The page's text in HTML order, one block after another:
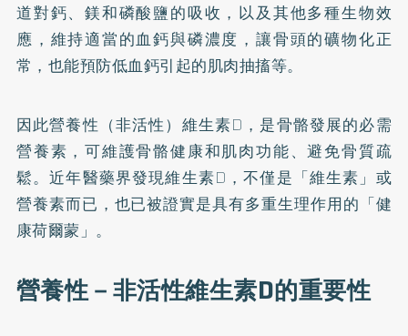
道對鈣、鎂和磷酸鹽的吸收，以及其他多種生物效
應，維持適當的血鈣與磷濃度，讓骨頭的礦物化正
常，也能預防低血鈣引起的肌肉抽搐等。
因此營養性（非活性）維生素D，是骨骼發展的必需
營養素，可維護骨骼健康和肌肉功能、避免骨質疏
鬆。近年醫藥界發現維生素D，不僅是「維生素」或
營養素而已，也已被證實是具有多重生理作用的「健
康荷爾蒙」。
營養性－非活性維生素D的重要性